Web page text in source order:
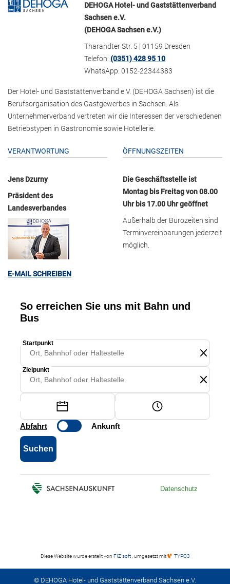
DEHOGA Hotel- und Gaststättenverband
Sachsen e.V.
(DEHOGA Sachsen e.V.)
Tharandter Str. 5 | 01159 Dresden
Telefon:(0351) 428 95 10
WhatsApp: 0152-22344383
Der Hotel- und Gaststättenverband e.V. (DEHOGA Sachsen) ist die
Berufsorganisation des Gastgewerbes in Sachsen. Als
Unternehmerverband vertreten wir die Interessen der verschiedenen
Betriebstypen in Gastronomie sowie Hotellerie.
VERANTWORTUNG
Jens Dzurny
Präsident des
Landesverbandes
E-MAIL SCHREIBEN
ÖFFNUNGSZEITEN
Die Geschäftsstelle ist
Montag bis Freitag von 08.00
Uhr bis 17.00 Uhr geöffnet
Außerhalb der Bürozeiten sind
Terminvereinbarungen jederzeit
möglich.
Diese Website wurde erstellt von FIZ soft , umgesetzt mit TYPO3
© DEHOGA Hotel- und Gaststättenverband Sachsen e.V.